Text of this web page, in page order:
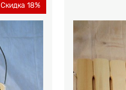
Скидка 18%